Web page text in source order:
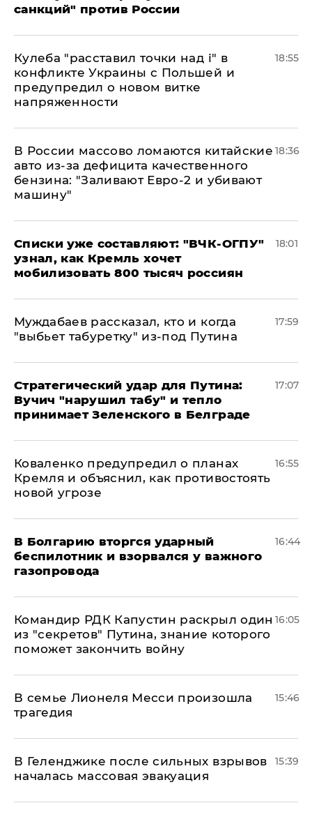
санкций" против России
Кулеба "расставил точки над і" в
конфликте Украины с Польшей и
предупредил о новом витке
напряженности
18:55
В России массово ломаются китайские
авто из-за дефицита качественного
бензина: "Заливают Евро-2 и убивают
машину"
18:36
Списки уже составляют: "ВЧК-ОГПУ"
узнал, как Кремль хочет
мобилизовать 800 тысяч россиян
18:01
Муждабаев рассказал, кто и когда
"выбьет табуретку" из-под Путина
17:59
Стратегический удар для Путина:
Вучич "нарушил табу" и тепло
принимает Зеленского в Белграде
17:07
Коваленко предупредил о планах
Кремля и объяснил, как противостоять
новой угрозе
16:55
В Болгарию вторгся ударный
беспилотник и взорвался у важного
газопровода
16:44
Командир РДК Капустин раскрыл один
из "секретов" Путина, знание которого
поможет закончить войну
16:05
В семье Лионеля Месси произошла
трагедия
15:46
В Геленджике после сильных взрывов
началась массовая эвакуация
15:39